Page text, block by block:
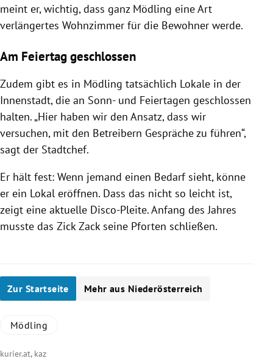
meint er, wichtig, dass ganz Mödling eine Art
verlängertes Wohnzimmer für die Bewohner werde.
Am Feiertag geschlossen
Zudem gibt es in Mödling tatsächlich Lokale in der
Innenstadt, die an Sonn- und Feiertagen geschlossen
halten. „Hier haben wir den Ansatz, dass wir
versuchen, mit den Betreibern Gespräche zu führen“,
sagt der Stadtchef.
Er hält fest: Wenn jemand einen Bedarf sieht, könne
er ein Lokal eröffnen. Dass das nicht so leicht ist,
zeigt eine aktuelle Disco-Pleite. Anfang des Jahres
musste das Zick Zack seine Pforten schließen.
Zur Startseite Mehr aus Niederösterreich
Mödling
kurier.at, kaz